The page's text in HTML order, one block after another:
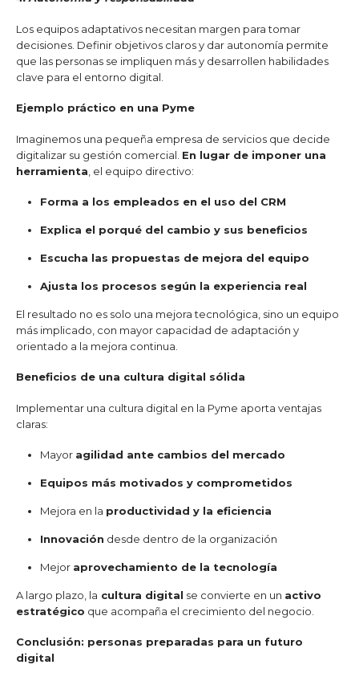
Los equipos adaptativos necesitan margen para tomar
decisiones. Definir objetivos claros y dar autonomía permite
que las personas se impliquen más y desarrollen habilidades
clave para el entorno digital.
Ejemplo práctico en una Pyme
Imaginemos una pequeña empresa de servicios que decide
digitalizar su gestión comercial. En lugar de imponer una
herramienta , el equipo directivo:
Forma a los empleados en el uso del CRM
Explica el porqué del cambio y sus beneficios
Escucha las propuestas de mejora del equipo
Ajusta los procesos según la experiencia real
El resultado no es solo una mejora tecnológica, sino un equipo
más implicado, con mayor capacidad de adaptación y
orientado a la mejora continua.
Beneficios de una cultura digital sólida
Implementar una cultura digital en la Pyme aporta ventajas
claras:
Mayor agilidad ante cambios del mercado
Equipos más motivados y comprometidos
Mejora en la productividad y la eficiencia
Innovación desde dentro de la organización
Mejor aprovechamiento de la tecnología
A largo plazo, la cultura digital se convierte en un activo
estratégico que acompaña el crecimiento del negocio.
Conclusión: personas preparadas para un futuro
digital